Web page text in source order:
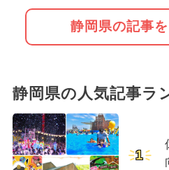
静岡県の記事
静岡県の人気記事ラ
1